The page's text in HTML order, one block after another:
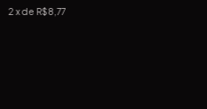
2 x de R$8,77